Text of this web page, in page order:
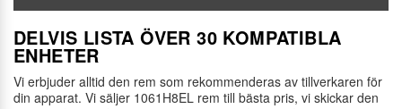
DELVIS LISTA ÖVER 30 KOMPATIBLA
ENHETER
Vi erbjuder alltid den rem som rekommenderas av tillverkaren för
din apparat. Vi säljer 1061H8EL rem till bästa pris, vi skickar den